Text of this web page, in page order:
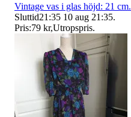
Vintage vas i glas höjd: 21 cm.
Sluttid21:35 10 aug 21:35.
Pris:79 kr,Utropspris.